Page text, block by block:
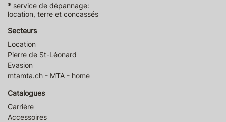
* service de dépannage:
location, terre et concassés
Secteurs
Location
Pierre de St-Léonard
Evasion
mtamta.ch - MTA - home
Catalogues
Carrière
Accessoires